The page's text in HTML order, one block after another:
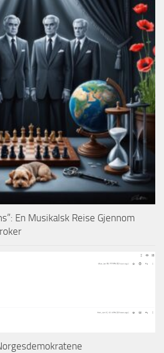
En Musikalsk Reise Gjennom